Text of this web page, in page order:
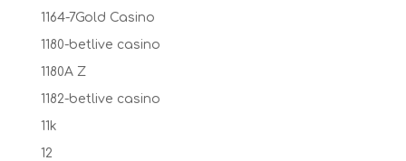
1164-7Gold Casino
1180-betlive casino
1180A Z
1182-betlive casino
11k
12